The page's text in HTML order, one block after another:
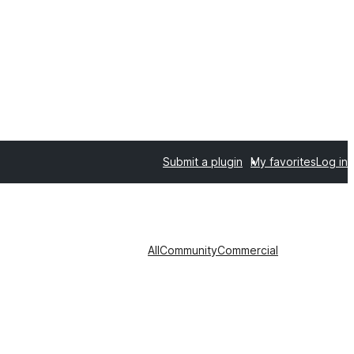
Submit a plugin My favoritesLog in
AllCommunityCommercial